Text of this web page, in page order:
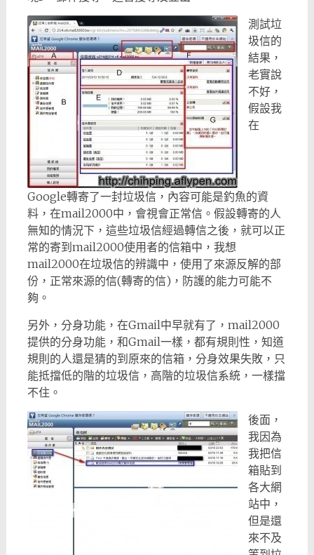
測試垃
圾信的
結果，
老實說
不好，
假設我
在
Google轉寄了一封垃圾信，內容可能是釣魚的資
料，在mail2000中，會視會正常信。假設轉寄的人
無知的情況下，這些垃圾信經過轉信之後，就可以正
常的寄到mail2000使用者的信箱中，我想
mail2000在垃圾信的辨識中，使用了來源反解的部
份，正常來源的信(轉寄的信)，防護的能力可能不
夠。
另外，分身功能，在Gmail中早就有了，mail2000
提供的分身功能，和Gmail一樣，都有規則性，知道
規則的人還是猜的到原來的信箱，分身效果失敗，只
能抵擋低的階的垃圾信，高階的垃圾信系統，一樣擋
不住。
後面，
我因為
我把信
箱貼到
各大網
站中，
但是還
來不及